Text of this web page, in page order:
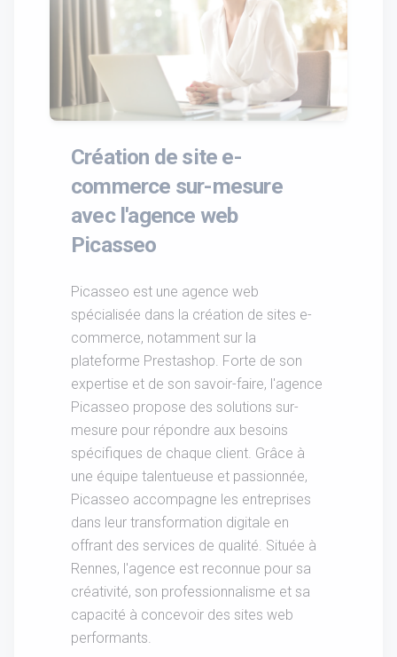
Création de site e-
commerce sur-mesure
avec l'agence web
Picasseo
Picasseo est une agence web
spécialisée dans la création de sites e-
commerce, notamment sur la
plateforme Prestashop. Forte de son
expertise et de son savoir-faire, l'agence
Picasseo propose des solutions sur-
mesure pour répondre aux besoins
spécifiques de chaque client. Grâce à
une équipe talentueuse et passionnée,
Picasseo accompagne les entreprises
dans leur transformation digitale en
offrant des services de qualité. Située à
Rennes, l'agence est reconnue pour sa
créativité, son professionnalisme et sa
capacité à concevoir des sites web
performants.